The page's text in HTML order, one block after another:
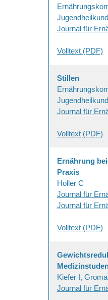
Journal für
Volltext (PDF)
Stillen
Journal für
Volltext (PDF)
Ernährung
Praxis
Holler C
Journal für
Journal für
Volltext (PDF)
Kiefer I,
Journal für